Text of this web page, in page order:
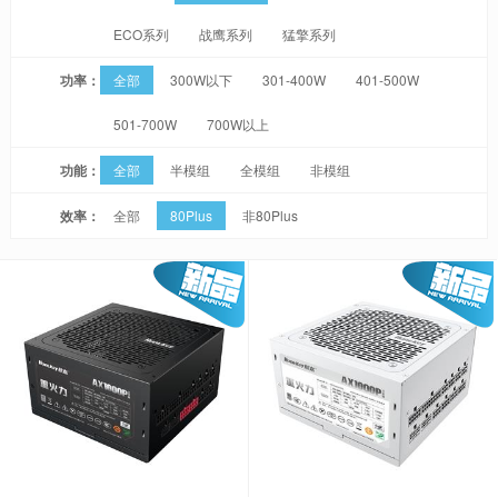
ECO系列 战鹰系列 猛擎系列
功率： 全部 300W以下 301-400W 401-500W
501-700W 700W以上
功能： 全部 半模组 全模组 非模组
效率： 全部 80Plus 非80Plus